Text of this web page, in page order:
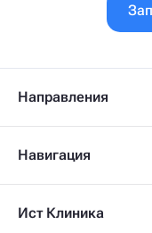
Гастроэнтеролог-
Гериатр
Гинеколог
Гирудолог
Дерматовенеролог
Направления
Навигация
Ист Клиника